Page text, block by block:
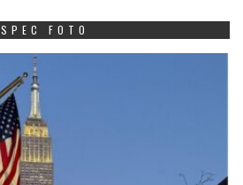
SPEC FOTO